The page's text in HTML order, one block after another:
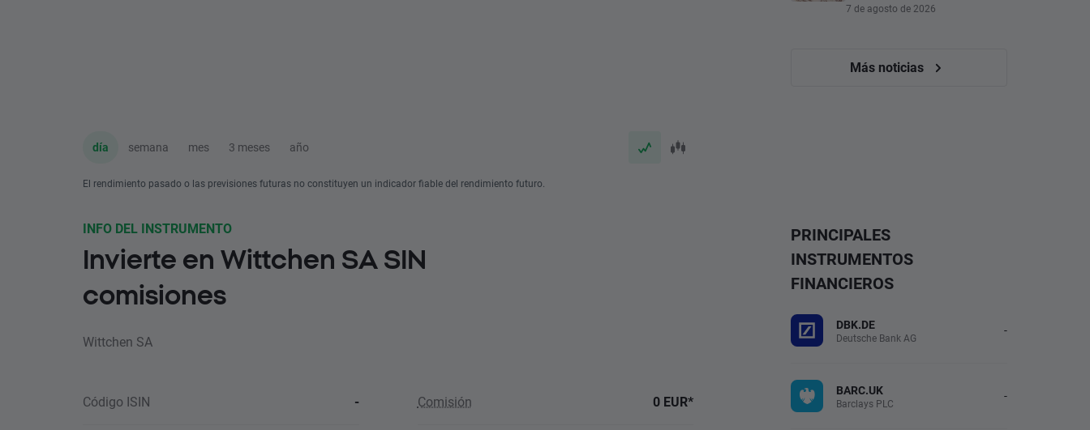
día semana mes 3 meses año
El rendimiento pasado o las previsiones futuras no constituyen un indicador fiable del rendimiento futuro.
7 de agosto de 2026
Más noticias
INFO DEL INSTRUMENTO
Invierte en Wittchen SA SIN
comisiones
Wittchen SA
Código ISIN - Comisión 0 EUR*
PRINCIPALES
INSTRUMENTOS
FINANCIEROS
DBK.DE
Deutsche Bank AG -
BARC.UK
Barclays PLC -